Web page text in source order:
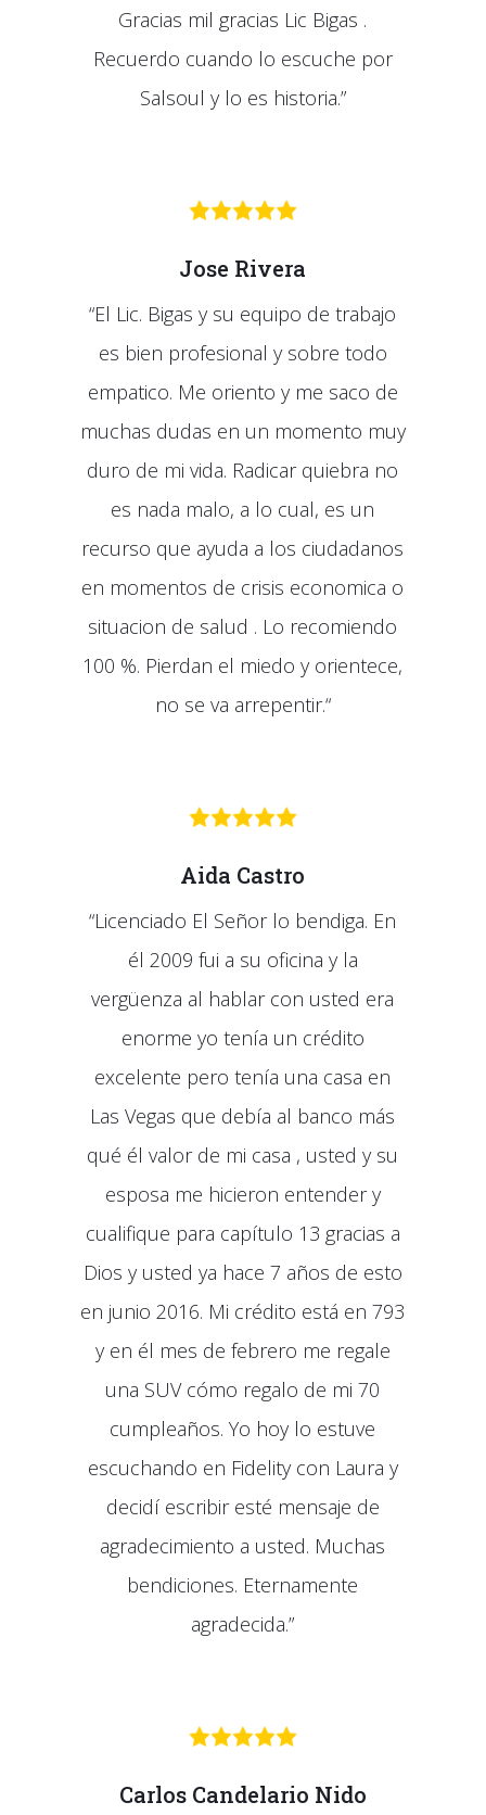
Gracias mil gracias Lic Bigas .
Recuerdo cuando lo escuche por
Salsoul y lo es historia.”
Jose Rivera
“El Lic. Bigas y su equipo de trabajo
es bien profesional y sobre todo
empatico. Me oriento y me saco de
muchas dudas en un momento muy
duro de mi vida. Radicar quiebra no
es nada malo, a lo cual, es un
recurso que ayuda a los ciudadanos
en momentos de crisis economica o
situacion de salud . Lo recomiendo
100 %. Pierdan el miedo y orientece,
no se va arrepentir.“
Aida Castro
“Licenciado El Señor lo bendiga. En
él 2009 fui a su oficina y la
vergüenza al hablar con usted era
enorme yo tenía un crédito
excelente pero tenía una casa en
Las Vegas que debía al banco más
qué él valor de mi casa , usted y su
esposa me hicieron entender y
cualifique para capítulo 13 gracias a
Dios y usted ya hace 7 años de esto
en junio 2016. Mi crédito está en 793
y en él mes de febrero me regale
una SUV cómo regalo de mi 70
cumpleaños. Yo hoy lo estuve
escuchando en Fidelity con Laura y
decidí escribir esté mensaje de
agradecimiento a usted. Muchas
bendiciones. Eternamente
agradecida.”
Carlos Candelario Nido